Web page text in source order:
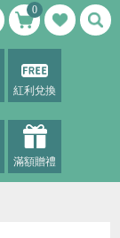
0
紅利兌換
滿額贈禮